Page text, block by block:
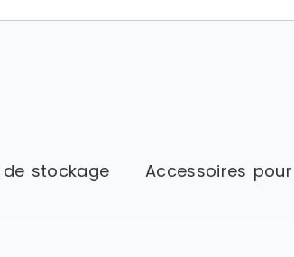
stockage Accessoires